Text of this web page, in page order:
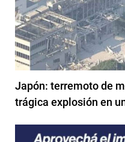
Japón: terremoto de
trágica explosión en